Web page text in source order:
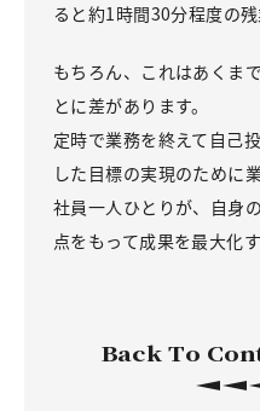
ると約1時間30分程度の残
もちろん、これはあくま
とに差があります。
定時で業務を終えて自己
した目標の実現のために
社員一人ひとりが、自身
点をもって成果を最大化
Back To